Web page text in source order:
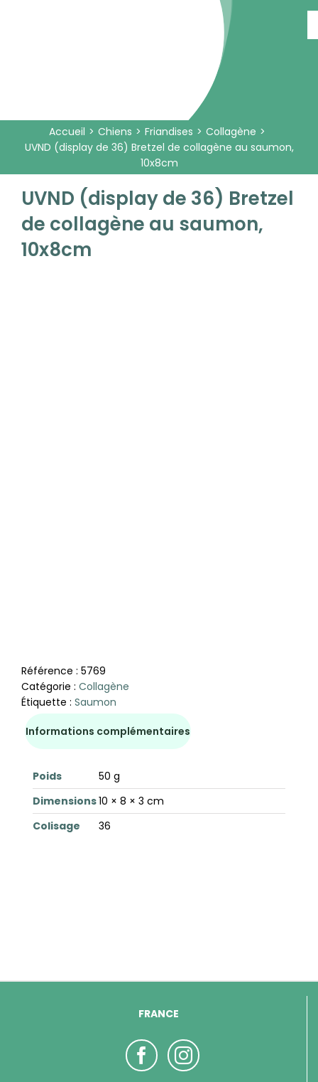
Accueil Chiens Friandises
Collagène
UVND (display de 36) Bretzel de collagène au saumon,
10x8cm
UVND (display de 36) Bretzel
de collagène au saumon,
10x8cm
Référence : 5769
Catégorie : Collagène
Étiquette : Saumon
Informations complémentaires
Poids
50 g
Dimensions10 × 8 × 3 cm
Colisage
36
FRANCE